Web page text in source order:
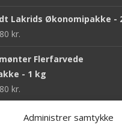
Administrer samtykke
Lakrids Økonomipakke -
kr.
Flerfarvede
- 1 kg
kr.
Lakrids - 92 gram